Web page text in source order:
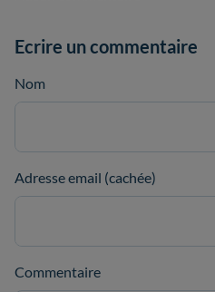
Ecrire un commentaire
Nom
Adresse email (cachée)
Commentaire